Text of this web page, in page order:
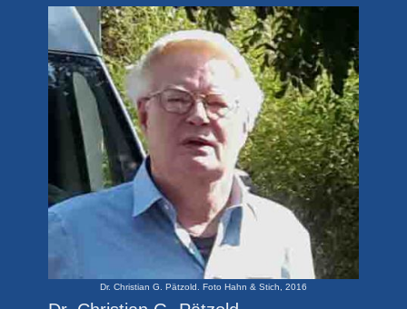
Dr. Christian G. Pätzold. Foto Hahn & Stich, 2016